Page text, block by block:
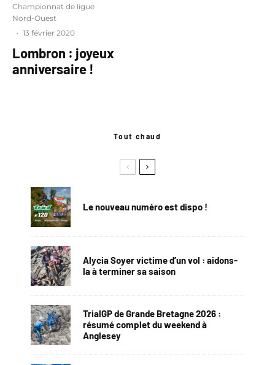
Championnat de ligue
Nord-Ouest
· 13 février 2020
Lombron : joyeux
anniversaire !
Tout chaud
Le nouveau numéro est dispo !
Alycia Soyer victime d’un vol : aidons-
la à terminer sa saison
TrialGP de Grande Bretagne 2026 :
résumé complet du weekend à
Anglesey